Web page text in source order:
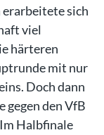
erarbeitete sich
viel
härteren
mit nur
Doch dann
gegen den VfB
Halbfinale